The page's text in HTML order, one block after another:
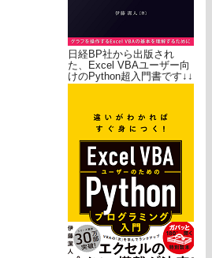
日経BP社から出版され
た、Excel VBAユーザー向
けのPython超入門書です↓↓